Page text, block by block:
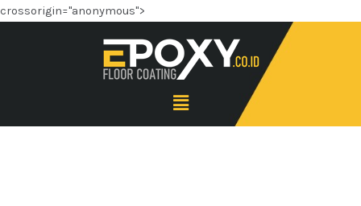
crossorigin="anonymous">